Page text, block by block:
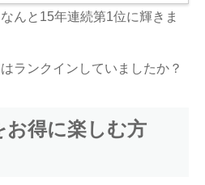
んと15年連続第1位に輝きま
ランクインしていましたか？
得に楽しむ方